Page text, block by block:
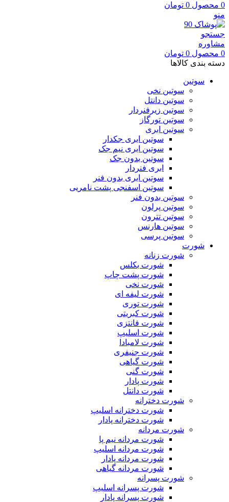
0 محصول 0 تومان
منو
جستجو
مشاوره
0 محصول 0 تومان
دسته بندی کالاها
سوتین
سوتین نخی
سوتین دانتل
سوتین زیرفنردار
سوتین تورگاز
سوتین ابری
سوتین ابری جکدار
سوتین ابری نیم جک
سوتین بدون جک
ابری فنردار
سوتین ابری بدون فنر
سوتین اسفنجی پشت نامریی
سوتین بدون فنر
سوتین پرلون
سوتین تترون
سوتین هارنس
سوتین پرسی
شورت
شورت زنانه
شورت بکلس
شورت پشت چاپ
شورت نخی
شورت لیفه ای
شورت توری
شورت کبریتی
شورت فانتزی
شورت اسلیپ
شورت لامبادا
شورت جنیفری
شورت گیاهی
شورت گنی
شورت پادار
شورت دانتل
شورت دخترانه
شورت دخترانه اسلیپ
شورت دخترانه پادار
شورت مردانه
شورت مردانه نیم پا
شورت مردانه اسلیپ
شورت مردانه پادار
شورت مردانه گیاهی
شورت پسرانه
شورت پسرانه اسلیپ
شورت پسرانه پادار